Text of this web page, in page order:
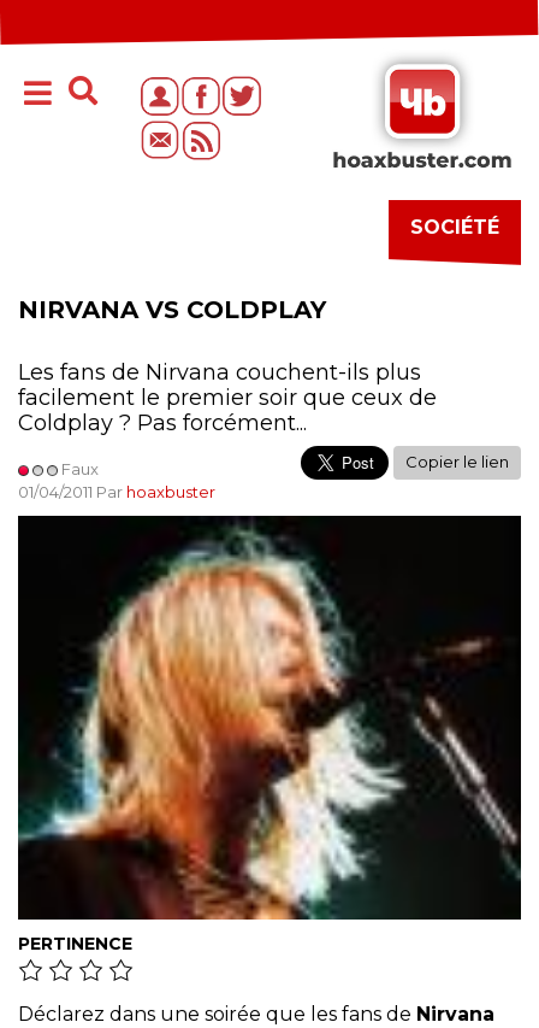
SOCIÉTÉ
NIRVANA VS COLDPLAY
Les fans de Nirvana couchent-ils plus
facilement le premier soir que ceux de
Coldplay ? Pas forcément...
Faux
01/04/2011 Par hoaxbuster
Copier le lien
PERTINENCE
Déclarez dans une soirée que les fans de Nirvana